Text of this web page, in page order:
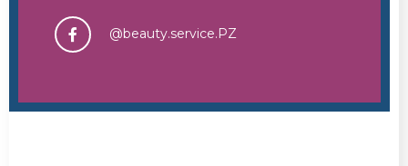
@beauty.service.PZ